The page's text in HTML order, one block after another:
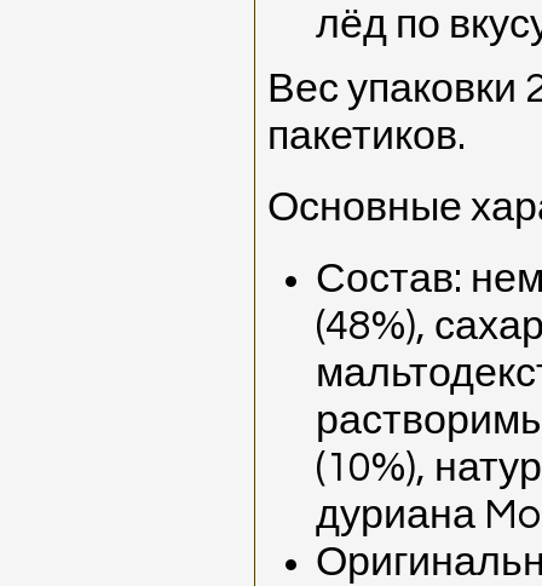
лёд по
Вес упаковки
пакетиков.
Основные
Состав:
(48%),
(10%),
дуриана